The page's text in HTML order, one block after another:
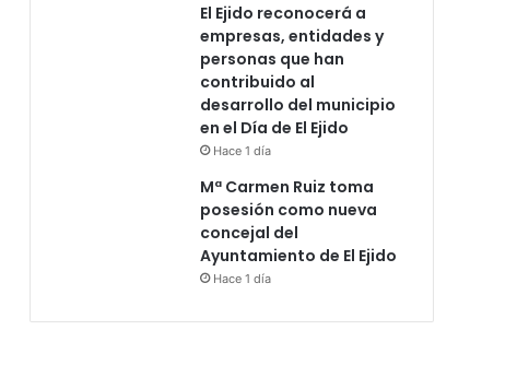
El Ejido reconocerá a
empresas, entidades y
personas que han
contribuido al
desarrollo del municipio
en el Día de El Ejido
Hace 1 día
Mª Carmen Ruiz toma
posesión como nueva
concejal del
Ayuntamiento de El Ejido
Hace 1 día